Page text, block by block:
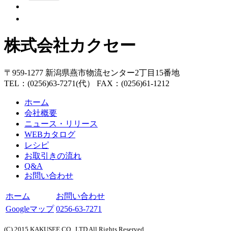
株式会社カクセー
〒959-1277 新潟県燕市物流センター2丁目15番地
TEL：(0256)63-7271(代） FAX：(0256)61-1212
ホーム
会社概要
ニュース・リリース
WEBカタログ
レシピ
お取引きの流れ
Q&A
お問い合わせ
ホーム
お問い合わせ
Googleマップ 0256-63-7271
(C) 2015 KAKUSEE CO., LTD All Rights Reserved.